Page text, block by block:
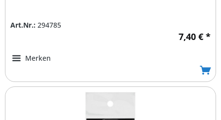
Art.Nr.: 294785
7,40 € *
Merken